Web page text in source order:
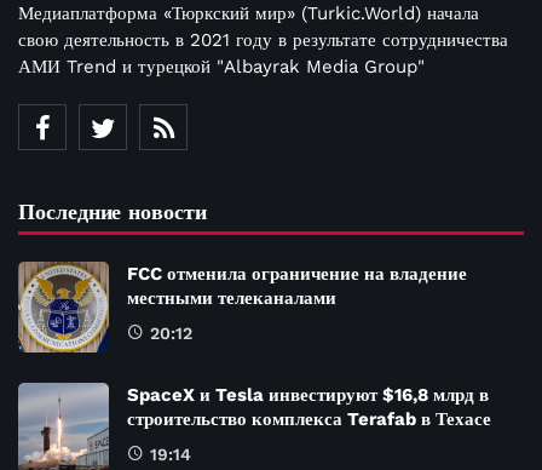
Медиаплатформа «Тюркский мир» (Turkic.World) начала
свою деятельность в 2021 году в результате сотрудничества
АМИ Trend и турецкой "Albayrak Media Group"
Последние новости
FCC отменила ограничение на владение
местными телеканалами
20:12
SpaceX и Tesla инвестируют $16,8 млрд в
строительство комплекса Terafab в Техасе
19:14